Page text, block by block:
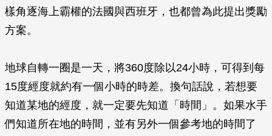
樣角逐海上霸權的法國與西班牙，也都曾為此提出獎勵
方案。
地球自轉一圈是一天，將360度除以24小時，可得到每
15度經度就約有一個小時的時差。換句話說，若想要
知道某地的經度，就一定要先知道「時間」。如果水手
們知道所在地的時間，並有另外一個參考地的時間了